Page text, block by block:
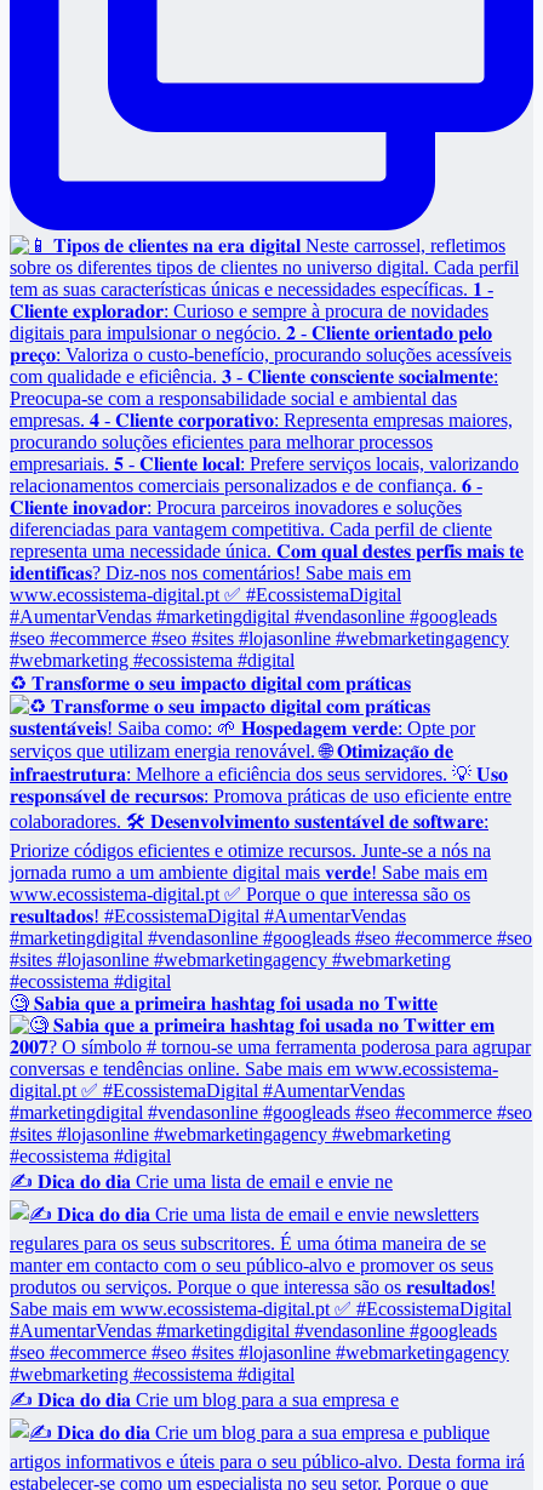
♻️ 𝐓𝐫𝐚𝐧𝐬𝐟𝐨𝐫𝐦𝐞 𝐨 𝐬𝐞𝐮 𝐢𝐦𝐩𝐚𝐜𝐭𝐨 𝐝𝐢𝐠𝐢𝐭𝐚𝐥 𝐜𝐨𝐦 𝐩𝐫𝐚́𝐭𝐢𝐜𝐚𝐬
🧐 𝐒𝐚𝐛𝐢𝐚 𝐪𝐮𝐞 𝐚 𝐩𝐫𝐢𝐦𝐞𝐢𝐫𝐚 𝐡𝐚𝐬𝐡𝐭𝐚𝐠 𝐟𝐨𝐢 𝐮𝐬𝐚𝐝𝐚 𝐧𝐨 𝐓𝐰𝐢𝐭𝐭𝐞
✍️ 𝐃𝐢𝐜𝐚 𝐝𝐨 𝐝𝐢𝐚 Crie uma lista de email e envie ne
✍️ 𝐃𝐢𝐜𝐚 𝐝𝐨 𝐝𝐢𝐚 Crie um blog para a sua empresa e